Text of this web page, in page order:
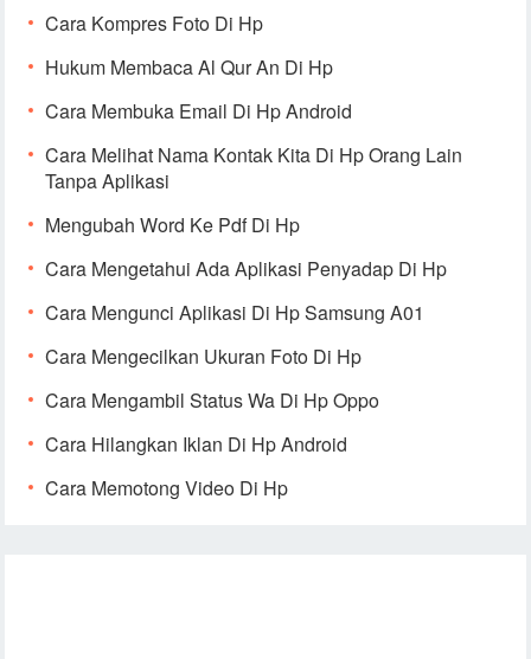
Cara Kompres Foto Di Hp
Hukum Membaca Al Qur An Di Hp
Cara Membuka Email Di Hp Android
Cara Melihat Nama Kontak Kita Di Hp Orang Lain
Tanpa Aplikasi
Mengubah Word Ke Pdf Di Hp
Cara Mengetahui Ada Aplikasi Penyadap Di Hp
Cara Mengunci Aplikasi Di Hp Samsung A01
Cara Mengecilkan Ukuran Foto Di Hp
Cara Mengambil Status Wa Di Hp Oppo
Cara Hilangkan Iklan Di Hp Android
Cara Memotong Video Di Hp